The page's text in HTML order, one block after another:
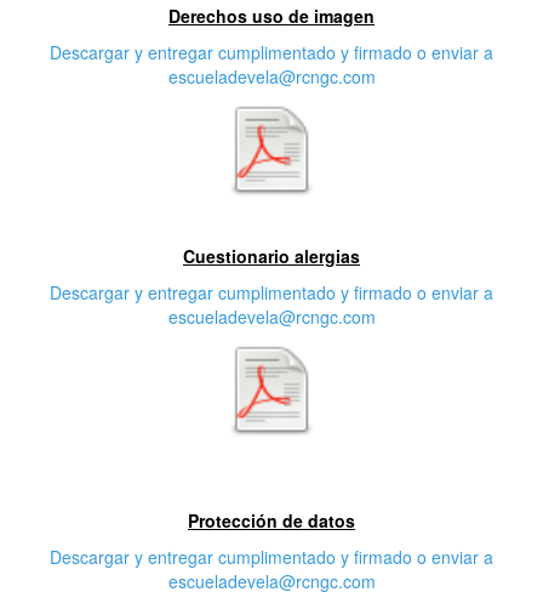
Derechos uso de imagen
Descargar y entregar cumplimentado y firmado o enviar a
escueladevela@rcngc.com
Cuestionario alergias
Descargar y entregar cumplimentado y firmado o enviar a
escueladevela@rcngc.com
Protección de datos
Descargar y entregar cumplimentado y firmado o enviar a
escueladevela@rcngc.com